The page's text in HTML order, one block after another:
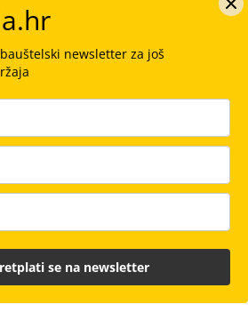
cijenu: Pretplatite se za samo
mjesečno
newsletter za još
se na newsletter